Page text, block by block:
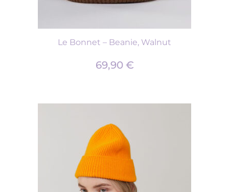
Le Bonnet – Beanie, Walnut
69,90 €